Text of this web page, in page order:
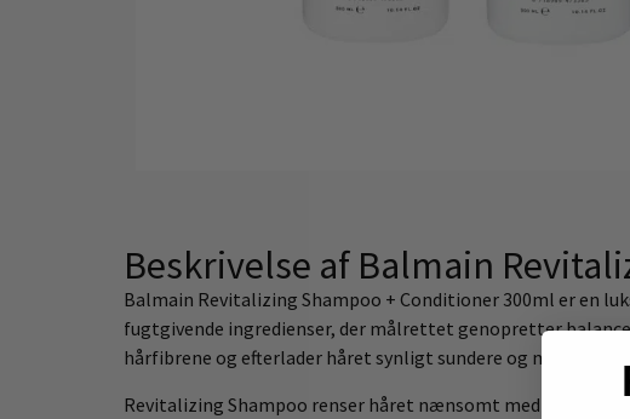
Beskrivelse af Balmain
Balmain Revitalizing Shampoo + Conditioner 300ml er en
fugtgivende ingredienser, der målrettet genopretter
hårfibrene og efterlader håret synligt sundere og mere
Revitalizing Shampoo renser håret nænsomt med en rig,